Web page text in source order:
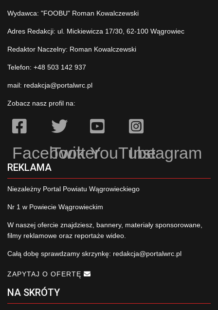
Wydawca: "FOOBU" Roman Kowalczewski
Adres Redakcji: ul. Mickiewicza 17/30, 62-100 Wągrowiec
Redaktor Naczelny: Roman Kowalczewski
Telefon: +48 503 142 937
mail: redakcja@portalwrc.pl
Zobacz nasz profil na:
Facebook
TwitterYouTubeInstagram
REKLAMA
Niezależny Portal Powiatu Wągrowieckiego
Nr 1 w Powiecie Wągrowieckim
W naszej ofercie znajdziesz, bannery, materiały sponsorowane,
filmy reklamowe oraz reportaże wideo.
Całą dobę sprawdzamy skrzynkę: redakcja@portalwrc.pl
ZAPYTAJ O OFERTĘ
NA SKRÓTY